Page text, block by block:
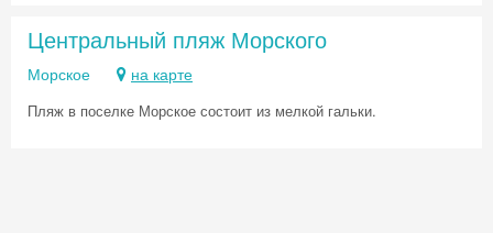
Центральный пляж Морского
Морское на карте
Пляж в поселке Морское состоит из мелкой гальки.